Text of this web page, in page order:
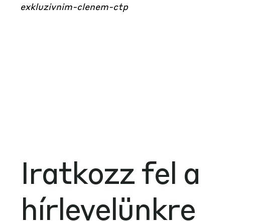
exkluzivnim-clenem-ctp
Iratkozz fel a
hírlevelünkre